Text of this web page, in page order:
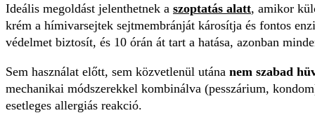
Ideális megoldást jelenthetnek a szoptatás alatt, amikor
krém a hímivarsejtek sejtmembránját károsítja és fontos
védelmet biztosít, és 10 órán át tart a hatása, azonban
Sem használat előtt, sem közvetlenül utána nem szabad
mechanikai módszerekkel kombinálva (pesszárium,
esetleges allergiás reakció.